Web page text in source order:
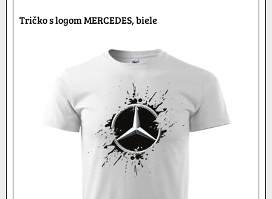
Tričko s logom MERCEDES, biele